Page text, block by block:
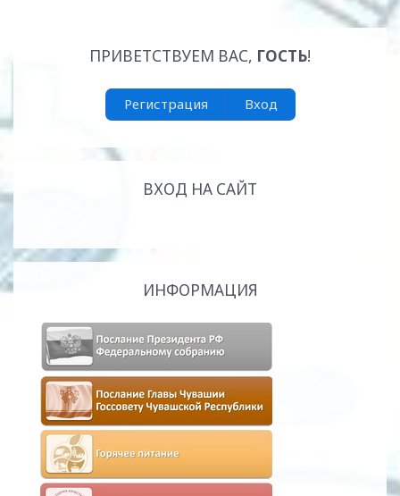
ПРИВЕТСТВУЕМ ВАС, ГОСТЬ!
Регистрация Вход
ВХОД НА САЙТ
ИНФОРМАЦИЯ